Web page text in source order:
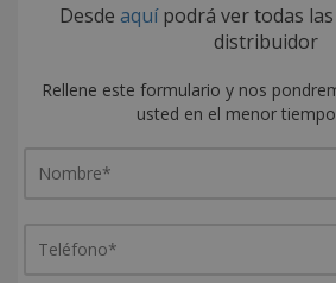
Desde aquípodrá ver todas
distribuidor
Rellene este formulario y nos
usted en el menor